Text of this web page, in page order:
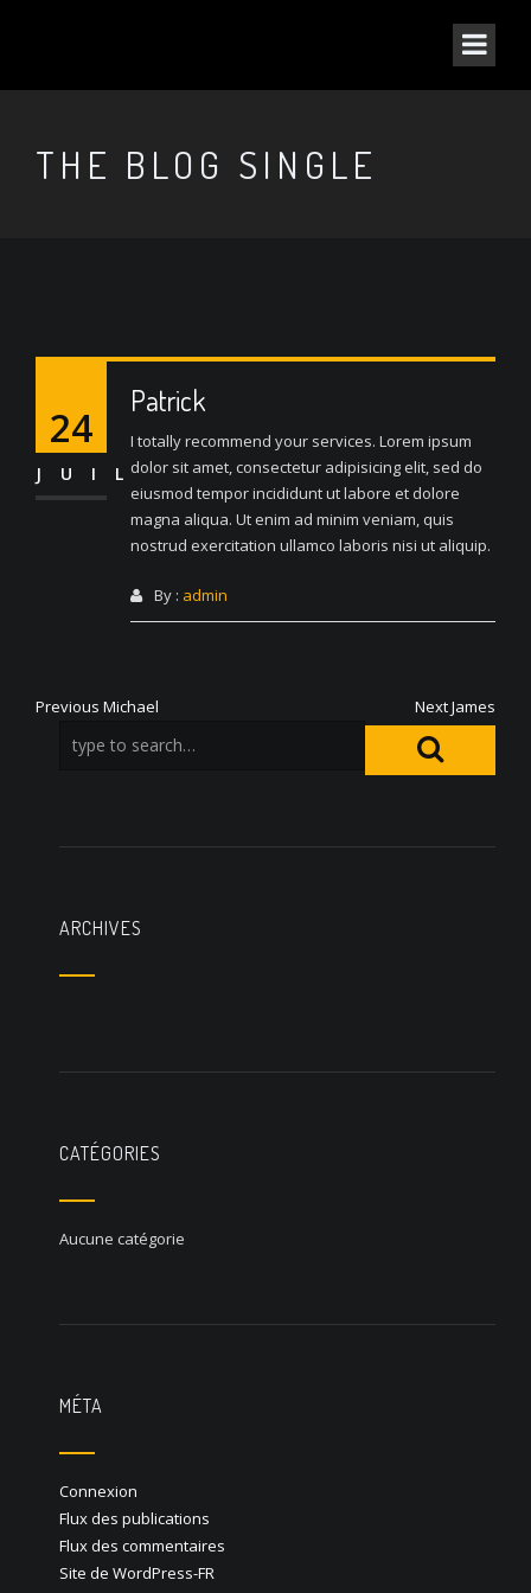
THE BLOG SINGLE
24
JUIL
Patrick
I totally recommend your services. Lorem ipsum
dolor sit amet, consectetur adipisicing elit, sed do
eiusmod tempor incididunt ut labore et dolore
magna aliqua. Ut enim ad minim veniam, quis
nostrud exercitation ullamco laboris nisi ut aliquip.
By : admin
Navigation
Previous Previous
Michael NextNext
post:
James
ARCHIVES
CATÉGORIES
Aucune catégorie
MÉTA
Connexion
Flux des publications
Flux des commentaires
Site de WordPress-FR